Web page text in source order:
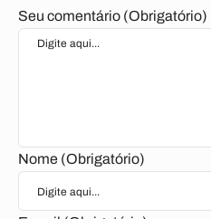
Seu comentário (Obrigatório)
Nome (Obrigatório)